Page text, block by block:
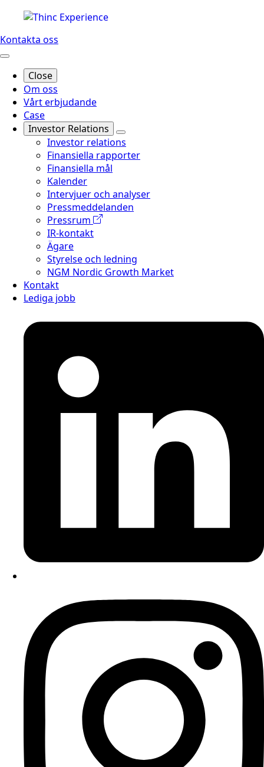
Kontakta oss
Close
Om oss
Vårt erbjudande
Case
Investor Relations
Investor relations
Finansiella rapporter
Finansiella mål
Kalender
Intervjuer och analyser
Pressmeddelanden
Pressrum
IR-kontakt
Ägare
Styrelse och ledning
NGM Nordic Growth Market
Kontakt
Lediga jobb